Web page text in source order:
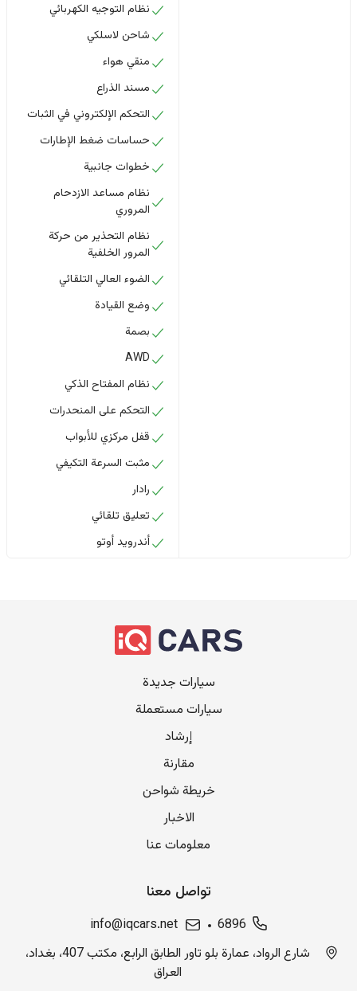
نظام التوجيه الكهربائي
شاحن لاسلكي
منقي هواء
مسند الذراع
التحكم الإلكتروني في الثبات
حساسات ضغط الإطارات
خطوات جانبية
نظام مساعد الازدحام
المروري
نظام التحذير من حركة
المرور الخلفية
الضوء العالي التلقائي
وضع القيادة
بصمة
AWD
نظام المفتاح الذكي
التحكم على المنحدرات
قفل مركزي للأبواب
مثبت السرعة التكيفي
رادار
تعليق تلقائي
أندرويد أوتو
سيارات جديدة
سيارات مستعملة
إرشاد
مقارنة
خريطة شواحن
الاخبار
معلومات عنا
تواصل معنا
6896
info@iqcars.net
شارع الرواد، عمارة بلو تاور الطابق الرابع، مكتب 407، بغداد،
العراق